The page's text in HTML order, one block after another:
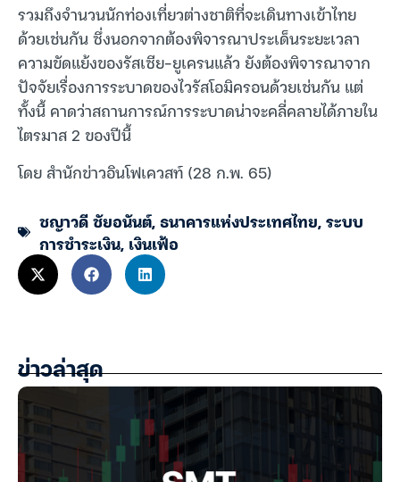
รวมถึงจำนวนนักท่องเที่ยวต่างชาติที่จะเดินทางเข้าไทย
ด้วยเช่นกัน ซึ่งนอกจากต้องพิจารณาประเด็นระยะเวลา
ความขัดแย้งของรัสเซีย-ยูเครนแล้ว ยังต้องพิจารณาจาก
ปัจจัยเรื่องการระบาดของไวรัสโอมิครอนด้วยเช่นกัน แต่
ทั้งนี้ คาดว่าสถานการณ์การระบาดน่าจะคลี่คลายได้ภายใน
ไตรมาส 2 ของปีนี้
โดย สำนักข่าวอินโฟเควสท์ (28 ก.พ. 65)
ชญาวดี ชัยอนันต์,ธนาคารแห่งประเทศไทย,ระบบ
การชำระเงิน, เงินเฟ้อ
ข่าวล่าสุด